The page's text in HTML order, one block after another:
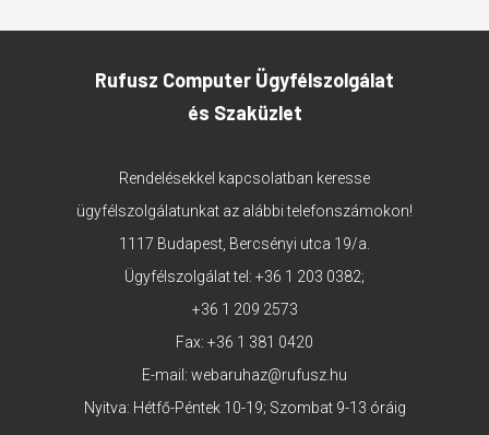
Rufusz Computer Ügyfélszolgálat
és Szaküzlet
Rendelésekkel kapcsolatban keresse
ügyfélszolgálatunkat az alábbi telefonszámokon!
1117 Budapest, Bercsényi utca 19/a.
Ügyfélszolgálat tel: +36 1 203 0382;
+36 1 209 2573
Fax: +36 1 381 0420
E-mail: webaruhaz@rufusz.hu
Nyitva: Hétfő-Péntek 10-19; Szombat 9-13 óráig